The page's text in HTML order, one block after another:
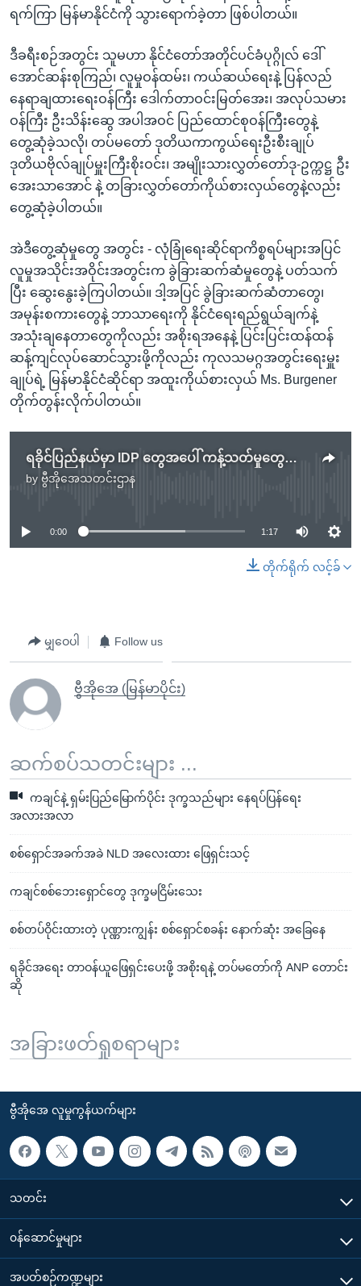
ရက်ကြာ မြန်မာနိုင်ငံကို သွားရောက်ခဲ့တာ ဖြစ်ပါတယ်။
ဒီခရီးစဉ်အတွင်း သူမဟာ နိုင်ငံတော်အတိုင်ပင်ခံပုဂ္ဂိုလ် ဒေါ်
အောင်ဆန်းစုကြည်၊ လူမှုဝန်ထမ်း၊ ကယ်ဆယ်ရေးနဲ့ ပြန်လည်
နေရာချထားရေးဝန်ကြီး ဒေါက်တာဝင်းမြတ်အေး၊ အလုပ်သမား
ဝန်ကြီး ဦးသိန်းဆွေ အပါအဝင် ပြည်ထောင်စုဝန်ကြီးတွေနဲ့
တွေ့ဆုံခဲ့သလို၊ တပ်မတော် ဒုတိယကာကွယ်ရေးဦးစီးချုပ်
ဒုတိယဗိုလ်ချုပ်မှူးကြီးစိုးဝင်း၊ အမျိုးသားလွှတ်တော်ဒု-ဥက္ကဋ္ဌ ဦး
အေးသာအောင် နဲ့ တခြားလွှတ်တော်ကိုယ်စားလှယ်တွေနဲ့လည်း
တွေ့ဆုံခဲ့ပါတယ်။
အဲဒီတွေ့ဆုံမှုတွေ အတွင်း - လုံခြုံရေးဆိုင်ရာကိစ္စရပ်များအပြင်
လူမှုအသိုင်းအဝိုင်းအတွင်းက ခွဲခြားဆက်ဆံမှုတွေနဲ့ ပတ်သက်
ပြီး ဆွေးနွေးခဲ့ကြပါတယ်။ ဒါ့အပြင် ခွဲခြားဆက်ဆံတာတွေ၊
အမုန်းစကားတွေနဲ့ ဘာသာရေးကို နိုင်ငံရေးရည်ရွယ်ချက်နဲ့
အသုံးချနေတာတွေကိုလည်း အစိုးရအနေနဲ့ ပြင်းပြင်းထန်ထန်
ဆန့်ကျင်လုပ်ဆောင်သွားဖို့ကိုလည်း ကုလသမဂ္ဂအတွင်းရေးမှူး
ချုပ်ရဲ့ မြန်မာနိုင်ငံဆိုင်ရာ အထူးကိုယ်စားလှယ် Ms. Burgener
တိုက်တွန်းလိုက်ပါတယ်။
ရခိုင်ပြည်နယ်မှာ IDP တွေအပေါ် ကန့်သတ်မှုတွေအတွက် ကုလအထူးကိုယ်စားလှယ် စိတ်ပျက်
by ဗွီအိုအေသတင်းဌာန
No media source currently available
0:00 1:17
တိုက်ရိုက် လင့်ခ်
မျှဝေပါ Follow us
ဗွီအိုအေ (မြန်မာပိုင်း)
ဆက်စပ်သတင်းများ ...
ကချင်နဲ့ ရှမ်းပြည်မြောက်ပိုင်း ဒုက္ခသည်များ နေရပ်ပြန်ရေး
အလားအလာ
စစ်ရှောင်အခက်အခဲ NLD အလေးထား ဖြေရှင်းသင့်
ကချင်စစ်ဘေးရှောင်တွေ ဒုက္ခမငြိမ်းသေး
စစ်တပ်ဝိုင်းထားတဲ့ ပုဏ္ဏားကျွန်း စစ်ရှောင်စခန်း နောက်ဆုံး အခြေနေ
ရခိုင်အရေး တာဝန်ယူဖြေရှင်းပေးဖို့ အစိုးရနဲ့ တပ်မတော်ကို ANP တောင်း
ဆို
အခြားဖတ်ရှုစရာများ
ဗွီအိုအေ လူမှုကွန်ယက်များ
သတင်း
၀န်ဆောင်မှုများ
အပတ်စဉ်ကဏ္ဍများ